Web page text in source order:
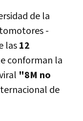
de la
-
las12
conforman la
"8M no
de